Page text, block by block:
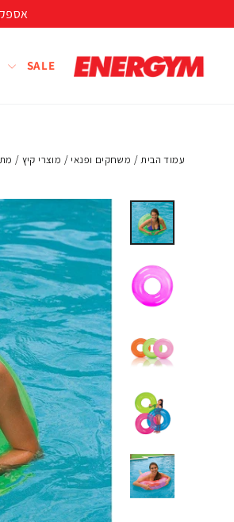
קריאה
אספקה
SALE
עמוד הבית / משחקים ופנאי / מוצרי קיץ /